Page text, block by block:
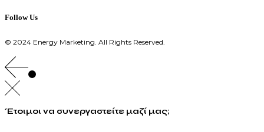
Follow Us
© 2024 Energy Marketing. All Rights Reserved.
Έτοιμοι να συνεργαστείτε μαζί μας;